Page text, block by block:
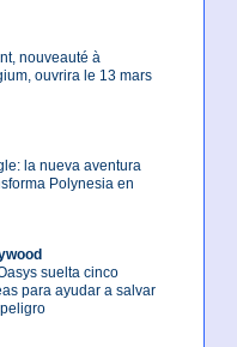
nouveauté à
ouvrira le 13 mars
la nueva aventura
Polynesia en
suelta cinco
para ayudar a salvar